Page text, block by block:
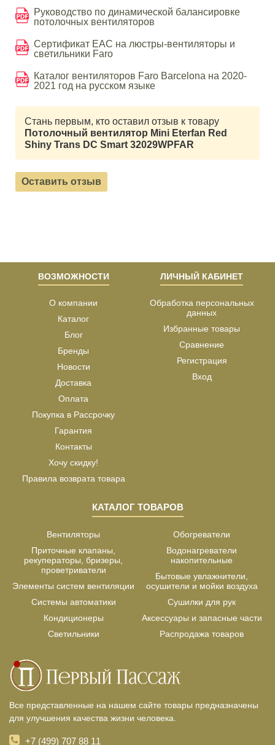
Руководство по динамической балансировке
потолочных вентиляторов
Сертификат EAC на люстры-вентиляторы и
светильники Faro
Каталог вентиляторов Faro Barcelona на 2020-
2021 год на русском языке
Стань первым, кто оставил отзыв к товару
Потолочный вентилятор Mini Eterfan Red
Shiny Trans DC Smart 32029WPFAR
Оставить отзыв
ВОЗМОЖНОСТИ
О компании
Каталог
Блог
Бренды
Новости
Доставка
Оплата
Покупка в Рассрочку
Гарантия
Контакты
Хочу скидку!
Правила возврата товара
ЛИЧНЫЙ КАБИНЕТ
Обработка персональных
данных
Избранные товары
Сравнение
Регистрация
Вход
КАТАЛОГ ТОВАРОВ
Вентиляторы
Приточные клапаны,
рекуператоры, бризеры,
проветриватели
Элементы систем вентиляции
Системы автоматики
Кондиционеры
Светильники
Обогреватели
Водонагреватели
накопительные
Бытовые увлажнители,
осушители и мойки воздуха
Сушилки для рук
Аксессуары и запасные части
Распродажа товаров
Все представленные на нашем сайте товары предназначены
для улучшения качества жизни человека.
+7 (499) 707 88 11